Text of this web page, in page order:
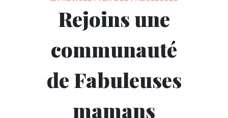
Rejoins une
communauté
de Fabuleuses
mamans